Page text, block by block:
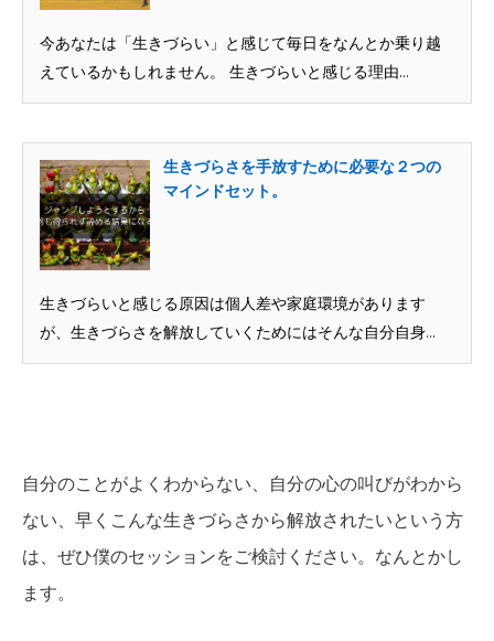
今あなたは「生きづらい」と感じて毎日をなんとか乗り越
えているかもしれません。 生きづらいと感じる理由...
生きづらさを手放すために必要な２つの
マインドセット。
生きづらいと感じる原因は個人差や家庭環境があります
が、生きづらさを解放していくためにはそんな自分自身...
自分のことがよくわからない、自分の心の叫びがわから
ない、早くこんな生きづらさから解放されたいという方
は、ぜひ僕のセッションをご検討ください。なんとかし
ます。